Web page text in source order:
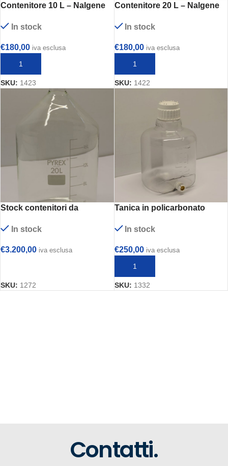
Contenitore 10 L – Nalgene
In stock
€180,00 iva esclusa
AGGIUNGI AL CARRELLO
SKU: 1423
Contenitore 20 L – Nalgene
In stock
€180,00 iva esclusa
AGGIUNGI AL CARRELLO
SKU: 1422
Stock contenitori da
polietilene
In stock
€3.200,00 iva esclusa
SKU: 1272
Tanica in policarbonato
cod. 2317-0020
In stock
€250,00 iva esclusa
AGGIUNGI AL CARRELLO
SKU: 1332
Contatti.